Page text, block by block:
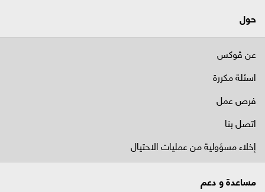
حول
عن ڤوكس
اسئلة مكررة
فرص عمل
اتصل بنا
إخلاء مسؤولية من عمليات الاحتيال
مساعدة و دعم